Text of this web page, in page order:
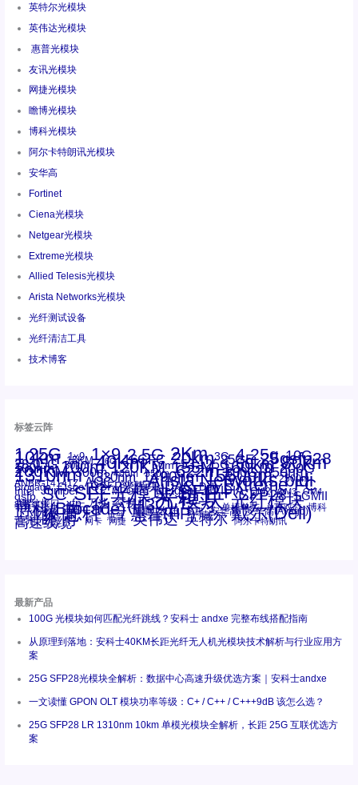
英特尔光模块
英伟达光模块
惠普光模块
友讯光模块
网捷光模块
瞻博光模块
博科光模块
阿尔卡特朗讯光模块
安华高
Fortinet
Ciena光模块
Netgear光模块
Extreme光模块
Allied Telesis光模块
Arista Networks光模块
光纤测试设备
光纤清洁工具
技术博客
标签云阵
1.25G 1x9 1×9 2.5G 2Km 3G 4.25g 10G
10km 15KM 16G 16GFC 20km 25GE 25gsfp28
28.05G 30km 40Km 50m 53.125G 60km 80km
100km 100m 120KM 155M 160km 200G
200KM 300m 400m 550m 622m 800G 850nm
1310nm 1330nm 1490nm 1550nm 2500m
ANBR-1414TZ AOC Arista Arista Networks bidi
Brocade Cisco CSFP光模块 DAC Dell Extreme FC
Intel Juniper LC MPO-LC Netgear NVIDIA OM2 OM3 OM4
qsfp SC SFF光模块 SFP+ SFP28 SGMII
st螺纹接口 xfp 万兆 交换机 光模块 光纤模块
千兆光模块 华三 华三(H3C) 华为 单模单芯 单模双芯 博科
博科(Brocade) 博通 友讯 多模 安华高 安华高(Avago)
工业级 思科 惠普 惠普(HP) 戴尔 戴尔(Dell)
百兆 瞻博 网卡 网捷 英伟达 英特尔 阿尔卡特朗讯
高速线缆
最新产品
100G 光模块如何匹配光纤跳线？安科士 andxe 完整布线搭配指南
从原理到落地：安科士40KM长距光纤无人机光模块技术解析与行业应用方
案
25G SFP28光模块全解析：数据中心高速升级优选方案｜安科士andxe
一文读懂 GPON OLT 模块功率等级：C+ / C++ / C+++9dB 该怎么选？
25G SFP28 LR 1310nm 10km 单模光模块全解析，长距 25G 互联优选方
案